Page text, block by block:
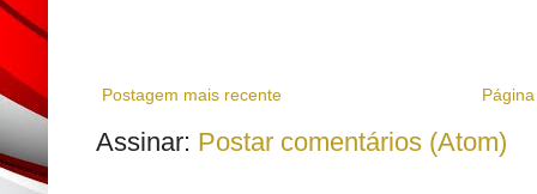
Postagem mais recente
Assinar: Postar comentários (Atom)